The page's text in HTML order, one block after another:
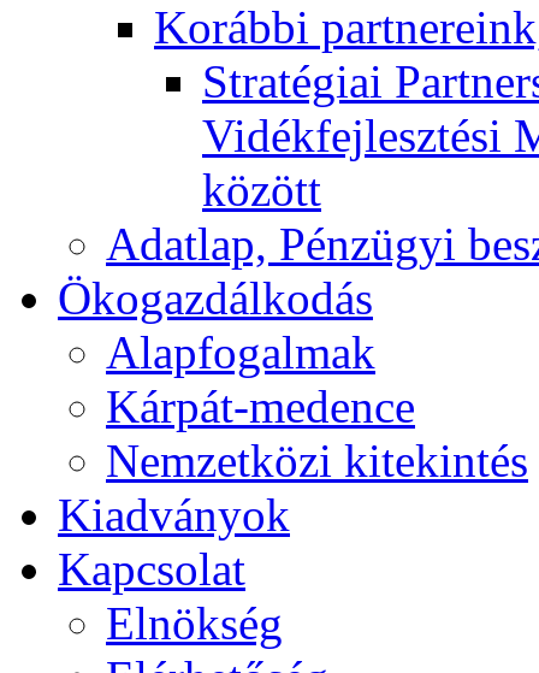
Korábbi
Stratégiai
Vidékfejlesztési
között
Adatlap, Pénzügyi
Ökogazdálkodás
Alapfogalmak
Kárpát-medence
Nemzetközi kitekintés
Kiadványok
Kapcsolat
Elnökség